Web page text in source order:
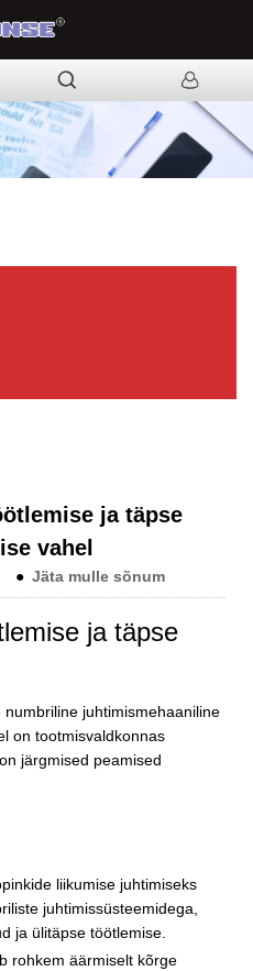
ja täpse
vahel
● Jäta mulle sõnum
ja täpse
juhtimismehaaniline
on tootmisvaldkonnas
järgmised peamised
liikumise juhtimiseks
juhtimissüsteemidega,
ja ülitäpse töötlemise.
rohkem äärmiselt kõrge